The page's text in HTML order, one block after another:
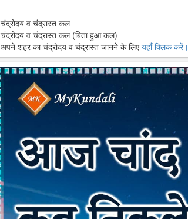
चंद्रोदय व चंद्रास्त कल
चंद्रोदय व चंद्रास्त कल (बिता हुआ कल)
अपने शहर का चंद्रोदय व चंद्रास्त जानने के लिएयहाँ क्लिक करें।